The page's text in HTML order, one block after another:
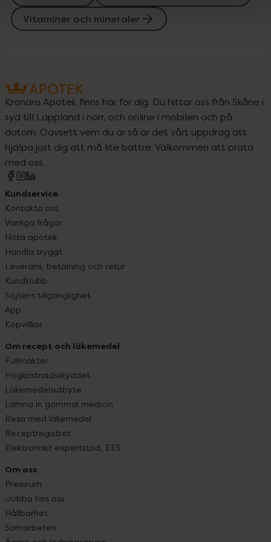
Vitaminer och mineraler
Kronans Apotek finns här för dig. Du hittar oss från Skåne i
syd till Lappland i norr, och online i mobilen och på
datorn. Oavsett vem du är så är det vårt uppdrag att
hjälpa just dig att må lite bättre. Välkommen att prata
med oss.
Kundservice
Kontakta oss
Vanliga frågor
Hitta apotek
Handla tryggt
Leverans, betalning och retur
Kundklubb
Sajtens tillgänglighet
App
Köpvillkor
Om recept och läkemedel
Fullmakter
Högkostnadsskyddet
Läkemedelsutbyte
Lämna in gammal medicin
Resa med läkemedel
Receptregistret
Elektroniskt expertstöd, EES
Om oss
Pressrum
Jobba hos oss
Hållbarhet
Samarbeten